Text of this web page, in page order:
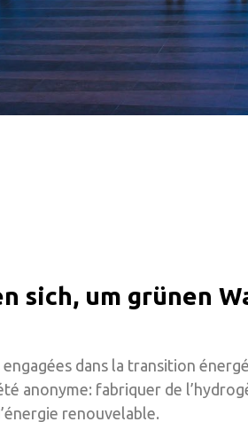
sich, um grünen
dans la transition
anonyme: fabriquer de
renouvelable.